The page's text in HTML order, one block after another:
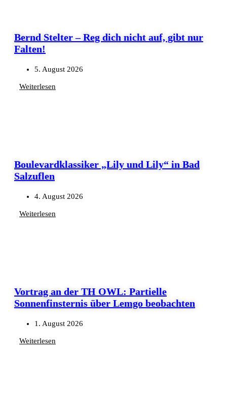
Bernd Stelter – Reg dich nicht auf, gibt nur
Falten!
5. August 2026
Weiterlesen
Boulevardklassiker „Lily und Lily“ in Bad
Salzuflen
4. August 2026
Weiterlesen
Vortrag an der TH OWL: Partielle
Sonnenfinsternis über Lemgo beobachten
1. August 2026
Weiterlesen